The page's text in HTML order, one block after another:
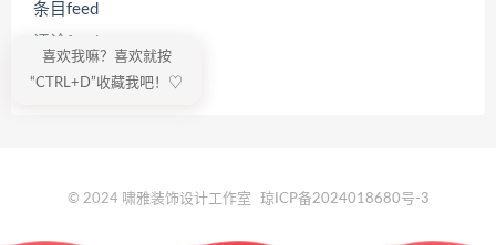
条目feed
WordPress.org
© 2024 啸雅装饰设计工作室 琼ICP备2024018680号-3
喜欢我嘛？喜欢就按
“CTRL+D”收藏我吧！♡